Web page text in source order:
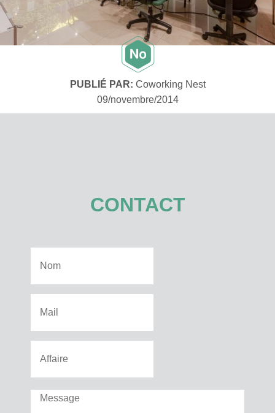
PUBLIÉ PAR: Coworking Nest
09/novembre/2014
CONTACT